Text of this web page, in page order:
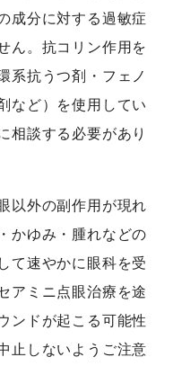
成分に対する過敏症
ん。抗コリン作用を
系抗うつ剤・フェノ
など）を使用してい
相談する必要があり
以外の副作用が現れ
かゆみ・腫れなどの
て速やかに眼科を受
アミニ点眼治療を途
ンドが起こる可能性
止しないようご注意